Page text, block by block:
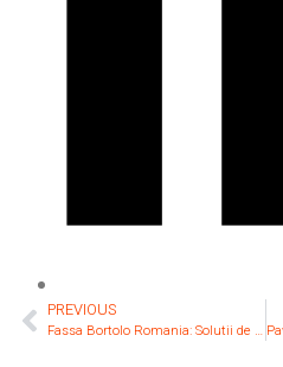
PREVIOUS
Fassa Bortolo Romania: Solutii de Top pentru Constructii Moderne